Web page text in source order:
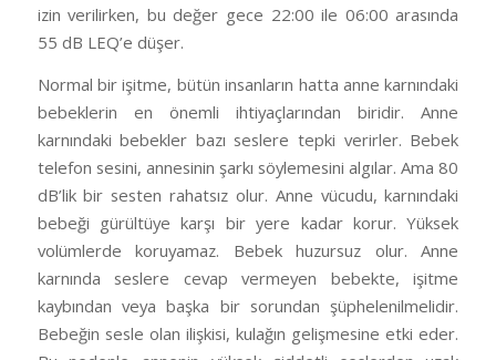
izin verilirken, bu değer gece 22:00 ile 06:00 arasında
55 dB LEQ’e düşer.
Normal bir işitme, bütün insanların hatta anne karnındaki
bebeklerin en önemli ihtiyaçlarından biridir. Anne
karnındaki bebekler bazı seslere tepki verirler. Bebek
telefon sesini, annesinin şarkı söylemesini algılar. Ama 80
dB’lik bir sesten rahatsız olur. Anne vücudu, karnındaki
bebeği gürültüye karşı bir yere kadar korur. Yüksek
volümlerde koruyamaz. Bebek huzursuz olur. Anne
karnında seslere cevap vermeyen bebekte, işitme
kaybından veya başka bir sorundan şüphelenilmelidir.
Bebeğin sesle olan ilişkisi, kulağın gelişmesine etki eder.